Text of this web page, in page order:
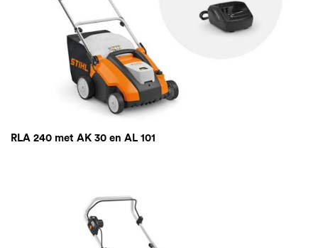
RLA 240 met AK 30 en AL 101